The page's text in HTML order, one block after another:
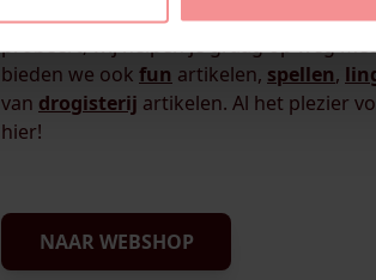
weten we precies wat echt bij jou past.
probeert, wij helpen je graag op weg
bieden we ook fun artikelen, spellen,
van drogisterij artikelen. Al het plezier
hier!
NAAR WEBSHOP